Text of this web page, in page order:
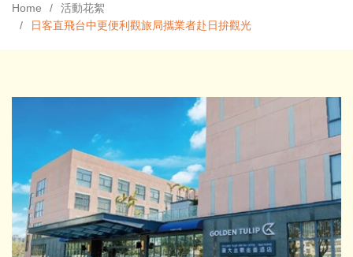
Home
活動花絮
日客直飛台中更便利觀旅局攜業者赴日拚觀光